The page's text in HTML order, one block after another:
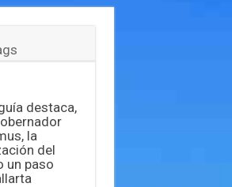
destaca,
la
del
un paso